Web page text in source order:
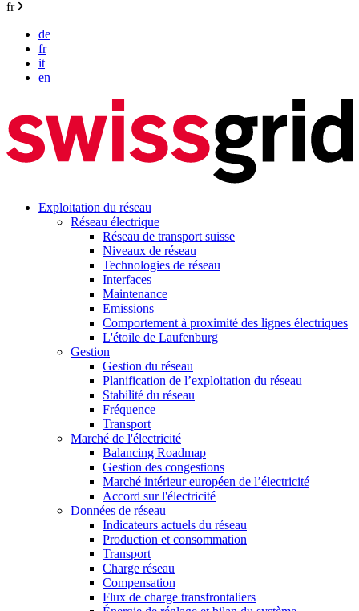
fr
de
fr
it
en
Exploitation du réseau
Réseau électrique
Réseau de transport suisse
Niveaux de réseau
Technologies de réseau
Interfaces
Maintenance
Emissions
Comportement à proximité des lignes électriques
L'étoile de Laufenburg
Gestion
Gestion du réseau
Planification de l’exploitation du réseau
Stabilité du réseau
Fréquence
Transport
Marché de l'électricité
Balancing Roadmap
Gestion des congestions
Marché intérieur européen de l’électricité
Accord sur l'électricité
Données de réseau
Indicateurs actuels du réseau
Production et consommation
Transport
Charge réseau
Compensation
Flux de charge transfrontaliers